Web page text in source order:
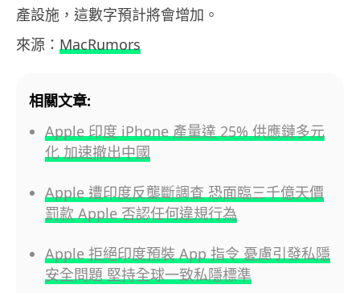
產設施，這數字預計將會增加。
來源： MacRumors
相關文章:
Apple 印度 iPhone 產量達 25% 供應鏈多元
化 加速撤出中國
Apple 遭印度反壟斷調查 恐面臨三千億天價
罰款 Apple 否認任何違規行為
Apple 拒絕印度預裝 App 指令 憂慮引發私隱
安全問題 堅持全球一致私隱標準